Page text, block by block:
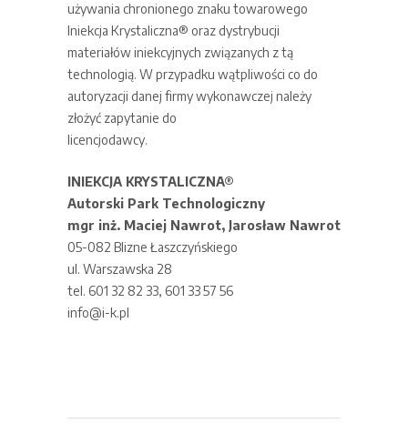
używania chronionego znaku towarowego
Iniekcja Krystaliczna® oraz dystrybucji
materiałów iniekcyjnych związanych z tą
technologią. W przypadku wątpliwości co do
autoryzacji danej firmy wykonawczej należy
złożyć zapytanie do
licencjodawcy.
INIEKCJA KRYSTALICZNA®
Autorski Park Technologiczny
mgr inż. Maciej Nawrot, Jarosław Nawrot
05-082 Blizne Łaszczyńskiego
ul. Warszawska 28
tel. 601 32 82 33, 601 33 57 56
info@i-k.pl